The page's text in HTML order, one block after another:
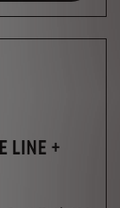
LINE +